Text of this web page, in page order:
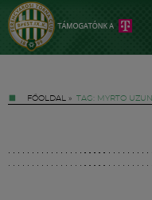
FŐOLDAL » TAG: MYRTO UZUNI